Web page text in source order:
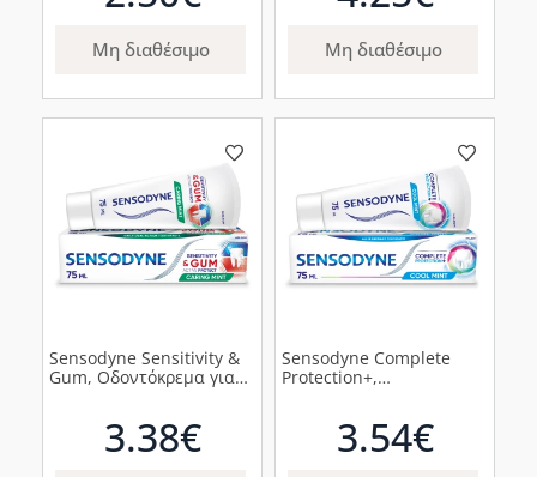
Μη διαθέσιμο Μη διαθέσιμο
Sensodyne Sensitivity &
Gum, Οδοντόκρεμα για
3.38€
Sensodyne Complete
Protection+,
3.54€